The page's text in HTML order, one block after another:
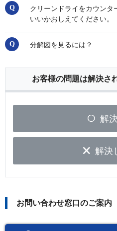
クリーンドライをカウンタ
いいかおしえてください。
分解図を見るには？
お客様の問題は解決さ
解
解決
お問い合わせ窓口のご案内